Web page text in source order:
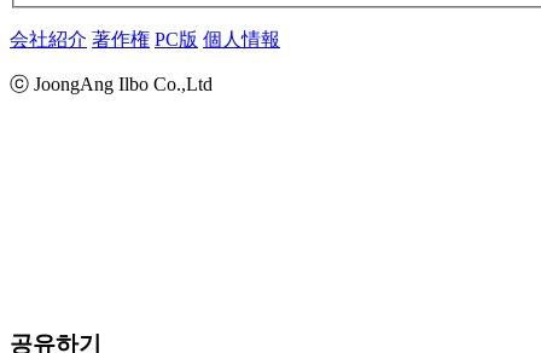
会社紹介 著作権 PC版 個人情報
ⓒ JoongAng Ilbo Co.,Ltd
공유하기